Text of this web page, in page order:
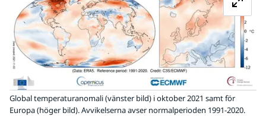
Global temperaturanomali (vänster bild) i oktober 2021 samt för
Europa (höger bild). Avvikelserna avser normalperioden 1991-2020.